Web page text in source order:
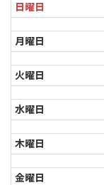
日曜日
月曜日
火曜日
水曜日
木曜日
金曜日